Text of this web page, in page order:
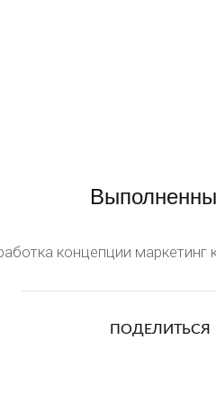
концепции маркетинг
ПОДЕЛИТЬСЯ